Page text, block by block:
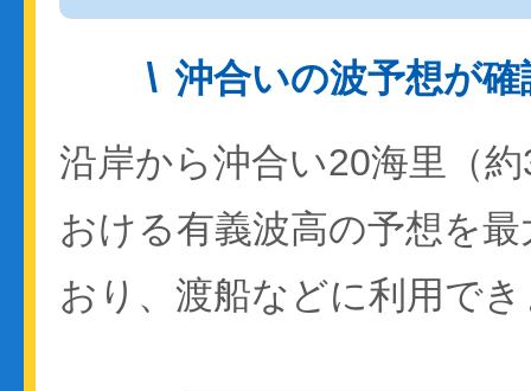
沖合いの波予想が
沿岸から沖合い20海里（
おける有義波高の予想を
おり、渡船などに利用で